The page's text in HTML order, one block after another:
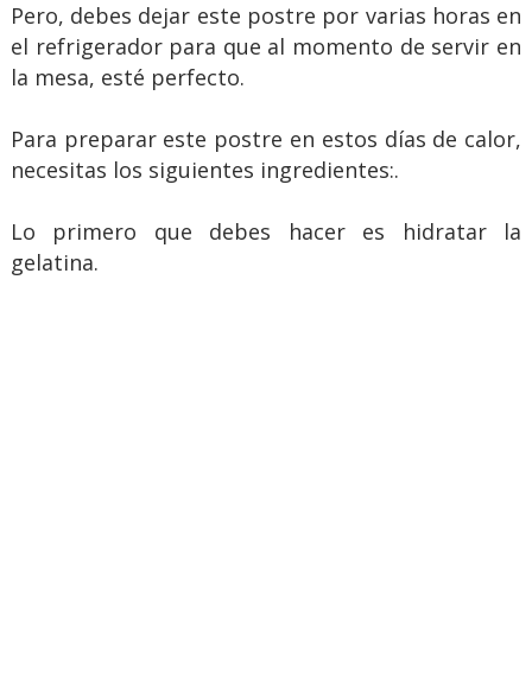
Pero, debes dejar este postre por varias horas en
el refrigerador para que al momento de servir en
la mesa, esté perfecto.
Para preparar este postre en estos días de calor,
necesitas los siguientes ingredientes:.
Lo primero que debes hacer es hidratar la
gelatina.